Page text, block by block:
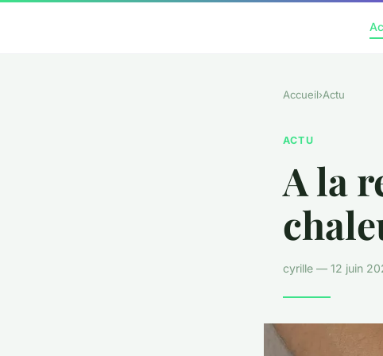
Accueil›Actu
ACTU
A la
cyrille — 12 juin